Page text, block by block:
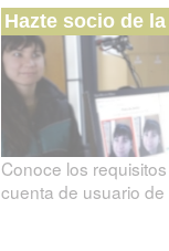
Hazte socio de la
Conoce los
cuenta de usuario de